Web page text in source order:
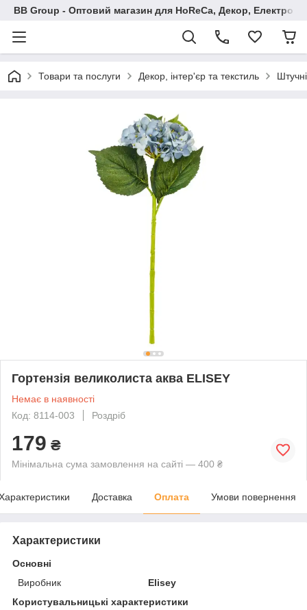
BB Group - Оптовий магазин для HoReCa, Декор,
Товари та послуги Декор, інтер'єр та текстиль
Гортензія великолиста аква ELISEY
Немає в наявності
Код: 8114-003
Роздріб
179 ₴
Мінімальна сума замовлення на сайті — 400 ₴
Доставка Оплата Умови повернення
Характеристики
Основні
Виробник
Elisey
Користувальницькі характеристики